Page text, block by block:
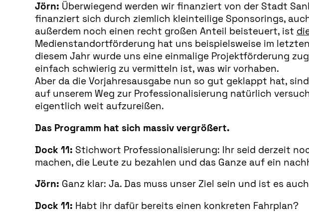
Jörn: Überwiegend werden wir finanziert von der Stadt
finanziert sich durch ziemlich kleinteilige Sponsorings,
außerdem noch einen recht großen Anteil beisteuert, ist
Medienstandortförderung hat uns beispielsweise im
diesem Jahr wurde uns eine einmalige Projektförderung
einfach schwierig zu vermitteln ist, was wir vorhaben.
Aber da die Vorjahresausgabe nun so gut geklappt hat,
auf unserem Weg zur Professionalisierung natürlich
eigentlich weit aufzureißen.
Das Programm hat sich massiv vergrößert.
Dock 11: Stichwort Professionalisierung: Ihr seid derzeit
machen, die Leute zu bezahlen und das Ganze auf ein
Jörn: Ganz klar: Ja. Das muss unser Ziel sein und ist es
Dock 11: Habt ihr dafür bereits einen konkreten Fahrplan?